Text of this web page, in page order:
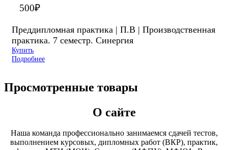
500₽
Преддипломная практика | П.В | Производственная
практика. 7 семестр. Синергия
Купить
Подробнее
Просмотренные товары
О сайте
Наша команда профессионально занимаемся сдачей тестов,
выполнением курсовых, дипломных работ (ВКР), практик,